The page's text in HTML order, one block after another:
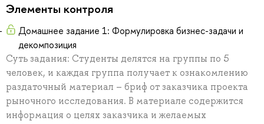
Элементы контроля
Домашнее задание 1: Формулировка бизнес-задачи и
декомпозиция
Суть задания: Студенты делятся на группы по 5
человек, и каждая группа получает к ознакомлению
раздаточный материал – бриф от заказчика проекта
рыночного исследования. В материале содержится
информация о целях заказчика и желаемых